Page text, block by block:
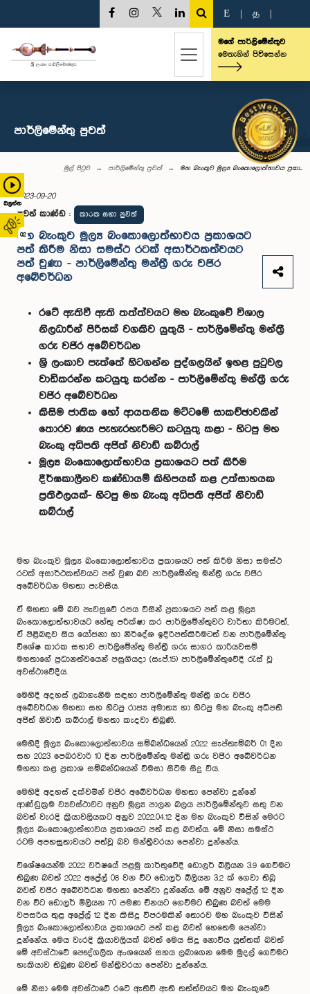
බලන්න
02
E த
මගේ පාර්ලිමේන්තුව
මෙතැනින් පිවිසෙන්න
පාර්ලි‌මේන්තු පුවත්
මුල් පිටුව පාර්ලි‌මේන්තු පුවත් මහ බැංකුව මූල්‍ය බංකොලොත්භාවය ප්‍රකා...
2023-09-20
පුවත් කාණ්ඩ : කාරක සභා පුවත්
මහ බැංකුව මූල්‍ය බංකොලොත්භාවය ප්‍රකාශයට
පත් කිරීම නිසා සමස්ථ රටක් අසාර්ථකත්වයට
පත් වුණා - පාර්ලිමේන්තු මන්ත්‍රී ගරු වජිර
අබේවර්ධන
රටේ ඇතිවී ඇති තත්ත්වයට මහ බැංකුවේ විශාල
නිලධාරීන් පිරිසක් වගකිව යුතුයි - පාර්ලිමේන්තු මන්ත්‍රී
ගරු වජිර අබේවර්ධන
ශ්‍රි ලංකාව පැත්තේ හිටගන්න පුද්ගලයින් ඉහළ පුටුවල
වාඩිකරන්න කටයුතු කරන්න - පාර්ලිමේන්තු මන්ත්‍රී ගරු
වජිර අබේවර්ධන
කිසිම ජාතික හෝ ආයතනික මට්ටමේ සාකච්ඡාවකින්
තොරව ණය පැහැරහැරීමට කටයුතු කළා - හිටපු මහ
බැංකු අධිපති අජිත් නිවාඩ් කබ්රාල්
මූල්‍ය බංකොලොත්භාවය ප්‍රකාශයට පත් කිරීම
දීර්ඝකාලීනව කණ්ඩායම් කිහිපයක් කළ උත්සාහයක
ප්‍රතිඵලයක්- හිටපු මහ බැංකු අධිපති අජිත් නිවාඩ්
කබ්රාල්
මහ බැංකුව මූල්‍ය බංකොලොත්භාවය ප්‍රකාශයට පත් කිරීම නිසා සමස්ථ
රටක් අසාර්ථකත්වයට පත් වුණ බව පාර්ලිමේන්තු මන්ත්‍රී ගරු වජිර
අබේවර්ධන මහතා පැවසීය.
ඒ මහතා මේ බව පැවසුවේ රජය විසින් ප්‍රකාශයට පත් කළ මූල්‍ය
බංකොලොත්භාවයට හේතු පරීක්ෂා කර පාර්ලිමේන්තුවට වාර්තා කිරීමටත්,
ඒ පිළිබඳව සිය යෝජනා හා නිර්දේශ ඉදිරිපත්කිරීමටත් වන පාර්ලිමේන්තු
විශේෂ කාරක සභාව පාර්ලිමේන්තු මන්ත්‍රී ගරු සාගර කාරියවසම්
මහතාගේ ප්‍රධානත්වයෙන් පසුගියදා (සැප්.15) පාර්ලිමේන්තුවේදී රැස් වූ
අවස්ථාවේදීය.
මෙහිදී අදහස් ලබාගැනීම සඳහා පාර්ලිමේන්තු මන්ත්‍රී ගරු වජිර
අබේවර්ධන මහතා සහ හිටපු රාජ්‍ය අමාත්‍ය හා හිටපු මහ බැංකු අධිපති
අජිත් නිවාඩ් කබ්රාල් මහතා කැදවා තිබුණි.
මෙහිදී මූල්‍ය බංකොලොත්භාවය සම්බන්ධ‌යෙන් 2022 සැප්තැම්බර් 01 දින
සහ 2023 පෙබරවාරි 10 දින පාර්ලිමේන්තු මන්ත්‍රී ගරු වජිර අබේවර්ධන
මහතා කළ ප්‍රකාශ සම්බන්ධයෙන් විමසා සිටීම සිදු විය.
මෙහිදී අදහස් දක්වමින් වජිර අබේවර්ධන මහතා පෙන්වා දුන්නේ
ආණ්ඩුක්‍රම ව්‍යවස්ථාවට අනුව මූල්‍ය පාලන බලය පාර්ලිමේන්තුව සතු වන
බවත් වැරදි ක්‍රියාවලියකට අනුව 2022.04.12 දින මහ බැංකුව විසින් මෙරට
මූල්‍ය බංකොලොත්භාවය ප්‍රකාශයට පත් කළ බවත්ය. මේ නිසා සමස්ථ
රටම අපහසුතාවයට පත්වූ බව මන්ත්‍රීවරයා පෙන්වා දුන්නේය.
විශේෂයෙන්ම 2022 වර්ෂයේ පළමු කාර්තුවේදී ඩොලර් බිලියන 3.9 ගෙවීමට
තිබුණ බවත් 2022 අප්‍රේල් 08 වන විට ඩොලර් බිලියන 3.2 ක් ගෙවා තිබූ
බවත් වජිර අබේවර්ධන මහතා පෙන්වා දුන්නේය. මේ අනුව අප්‍රේල් 12 දින
වන විට ඩොලර් මිලියන 70 පමණ චීනයට ගෙවීමට තිබුණ බවත් මෙම
වපසරිය තුළ අප්‍රේල් 12 දින කිසිදු විපරමකින් තොරව මහ බැංකුව විසින්
මූල්‍ය බංකොලොත්භාවය ප්‍රකාශයට පත් කළ බවත් හෙතෙම පෙන්වා
දුන්නේය. මෙය වැරදි ක්‍රියාවලියක් බවත් මෙය සිදු නොවිය යුත්තක් බවත්
මේ අවස්ථාවේ පෞද්ගලික අංශයෙන් සහය ලබාගෙන මෙම මුදල් ගෙවීමට
හැකියාව තිබුණ බවත් මන්ත්‍රීවරයා පෙන්වා දුන්නේය.
මේ නිසා මෙම අවස්ථාවේ රටේ ඇතිවී ඇති තත්ත්වයට මහ බැංකුවේ